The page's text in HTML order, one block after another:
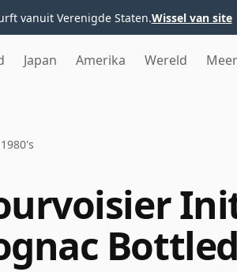
vanuit Verenigde Staten.Wissel van site
Japan Amerika Wereld Meer